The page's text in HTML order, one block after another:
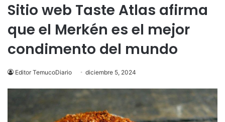
Sitio web Taste Atlas afirma
que el Merkén es el mejor
condimento del mundo
Editor TemucoDiario diciembre 5, 2024